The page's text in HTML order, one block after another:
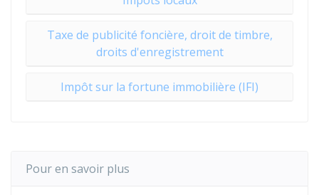
Taxe de publicité foncière, droit de timbre,
droits d'enregistrement
Impôt sur la fortune immobilière (IFI)
Pour en savoir plus